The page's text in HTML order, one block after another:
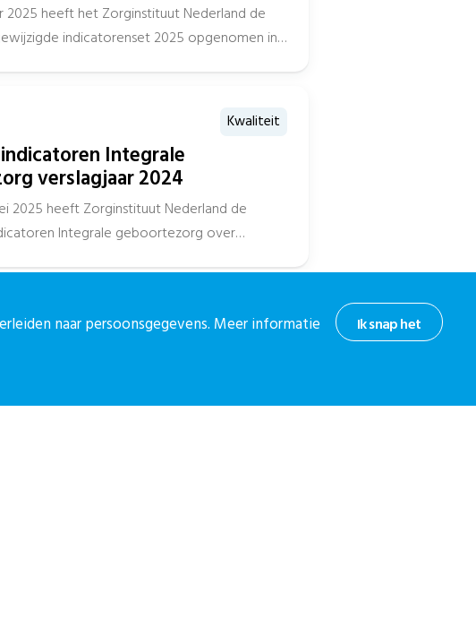
2025 heeft het Zorginstituut Nederland de
indicatorenset 2025 opgenomen in
Kwaliteit
Integrale
verslagjaar 2024
2025 heeft Zorginstituut Nederland de
Integrale geboortezorg over
je aan voor onze nieuwsbrief.
Ik snap het
naar persoonsgegevens. Meer informatie